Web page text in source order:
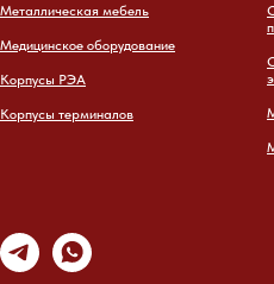
Металлическая мебель
Медицинское оборудование
Корпусы РЭА
Корпусы терминалов